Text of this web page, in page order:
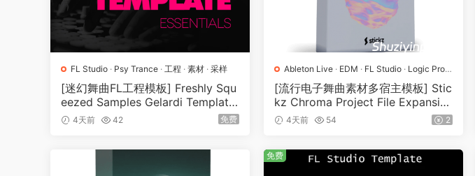
FL Studio · Psy Trance · 工程 · 素材 · 采样
[迷幻舞曲FL工程模板] Freshly Squ
eezed Samples Gelardi Template
Essentials Vol.1（54.7MB）
4天前 42 免费
Ableton Live · EDM · FL Studio · Logic Pro·
Pop·工程 ·素材 ·采样
[流行电子舞曲素材多宿主模板] Stic
kz Chroma Project File Expansio
n（2.53GB）
4天前 54 2
免费